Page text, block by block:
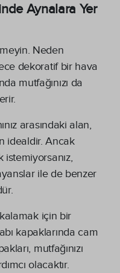
Aynalara Yer
Neden
dekoratif bir hava
mutfağınızı da
arasındaki alan,
idealdir. Ancak
istemiyorsanız,
ile de benzer
için bir
kapaklarında cam
mutfağınızı
olacaktır.